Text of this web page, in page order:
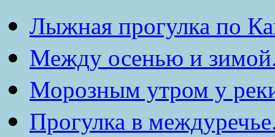
Лыжная прогулка по
Между осенью и
Морозным утром у
Прогулка в